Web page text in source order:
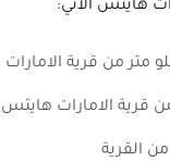
هايتس الاتي: